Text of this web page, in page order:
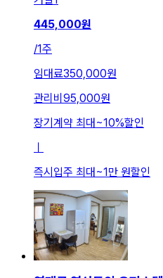
445,000원
/1주
임대료350,000원
관리비 95,000원
장기계약 최대~10%할인
ㅣ
즉시입주 최대~1만 원할인